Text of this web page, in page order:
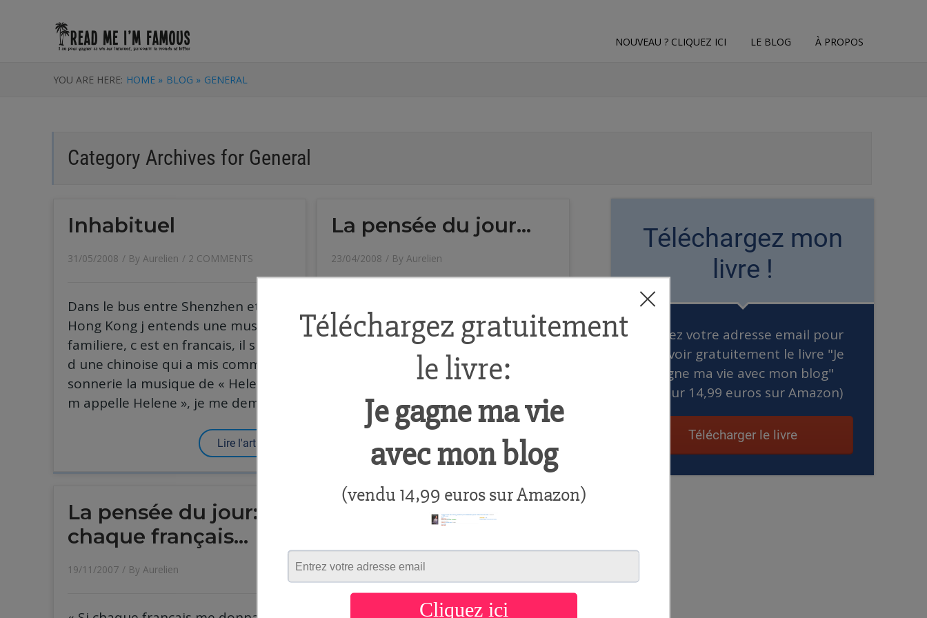
NOUVEAU ? CLIQUEZ ICI LE BLOG À PROPOS
YOU ARE HERE: HOME » BLOG » GENERAL
Category Archives for General
Inhabituel
31/05/2008 / By Aurelien / 2 COMMENTS
Dans le bus entre Shenzhen et
Hong Kong j entends une musique
familiere, c est en francais, il s agit
d une chinoise qui a mis comme
sonnerie la musique de « Helene, je
m appelle Helene », je me demande
Lire l'article
La pensée du jour…
23/04/2008 / By Aurelien
« L’avantage d’habiter dans
l’hémisphère sud c’est que quand
c’est l’hiver dans l’hémisphère nord,
Lire l'article
La pensée du jour:
c’est facile d’arreter
23/12/2007 / ByAurelien
La pensée du jour: si
chaque français…
19/11/2007 / By Aurelien
Téléchargez mon
livre !
Entrez votre adresse email pour
recevoir gratuitement le livre "Je
gagne ma vie avec mon blog"
(valeur 14,99 euros sur Amazon)
Télécharger le livre